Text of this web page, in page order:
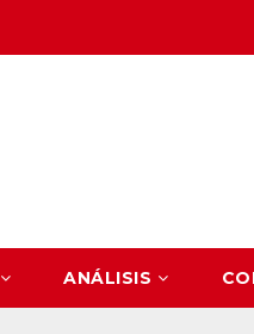
ANÁLISIS